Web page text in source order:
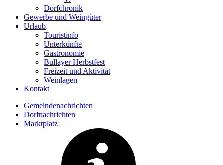
Dorfchronik
Gewerbe und Weingüter
Urlaub
Touristinfo
Unterkünfte
Gastronomie
Bullayer Herbstfest
Freizeit und Aktivität
Weinlagen
Kontakt
Gemeindenachrichten
Dorfnachrichten
Marktplatz